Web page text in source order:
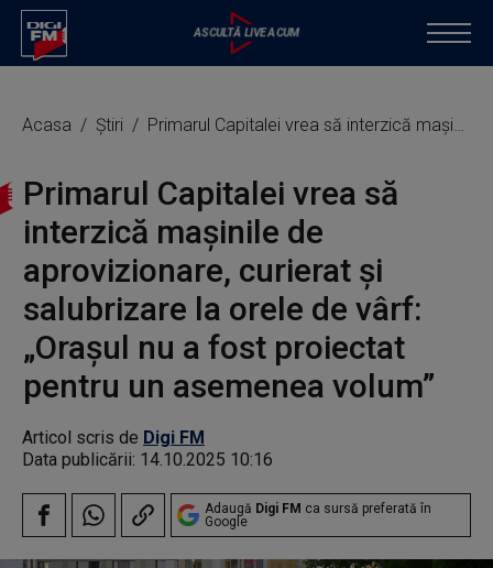
Acasa Știri Primarul Capitalei vrea să interzică maşinile de aprovizionare, curierat şi salubrizare la orele de vârf: „Oraşul nu a fost proiectat pentru un asemenea volum”
Primarul Capitalei vrea să
interzică maşinile de
aprovizionare, curierat şi
salubrizare la orele de vârf:
„Oraşul nu a fost proiectat
pentru un asemenea volum”
Articol scris de Digi FM
Data publicării: 14.10.2025 10:16
Adaugă Digi FM ca sursă preferată în
Google